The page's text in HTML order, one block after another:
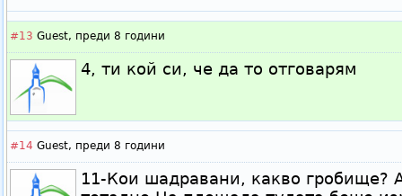
#13 Guest, преди 8 години
4, ти кой си, че да то отговарям
#14 Guest, преди 8 години
11-Кои шадравани, какво гробище?